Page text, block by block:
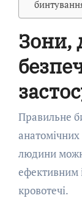
Зони,
Правильне
анатомічних
людини
ефективним
кровотечі.